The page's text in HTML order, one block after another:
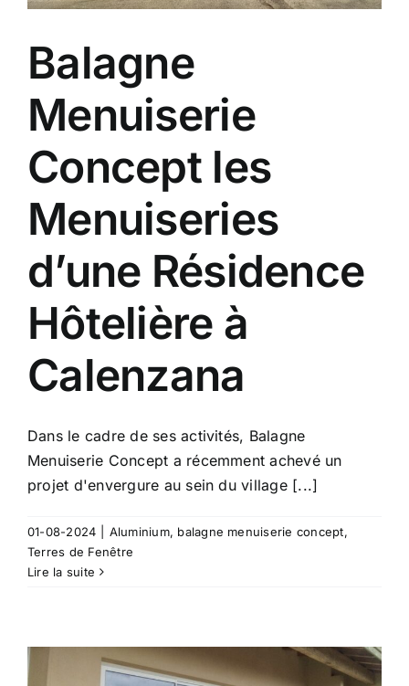
Balagne
Menuiserie
Concept les
Menuiseries
d’une Résidence
Hôtelière à
Calenzana
Dans le cadre de ses activités, Balagne
Menuiserie Concept a récemment achevé un
projet d'envergure au sein du village [...]
01-08-2024 Aluminium, balagne menuiserie concept,
Terres de Fenêtre
Lire la suite